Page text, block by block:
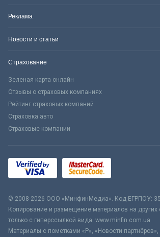
Реклама
Новости и статьи
Страхование
Зеленая карта онлайн
Отзывы о страховых компаниях
Рейтинг страховых компаний
Страховка авто
Страховые компании
© 2008-2026 ООО «МинфинМедиа». Код ЕГРПОУ:
Копирование и размещение материалов на других
только с гиперссылкой вида: www.minfin.com.ua
Материалы с пометками «Р», «Новости партнёров»,